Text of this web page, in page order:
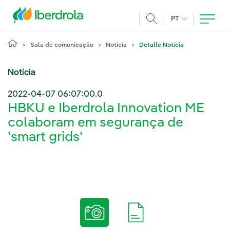
PT IDIOMA ATUAL,
Sala de comunicação Notícia Detalle Notícia
Notícia
2022-04-07 06:07:00.0
HBKU e Iberdrola Innovation ME
colaboram em segurança de
'smart grids'